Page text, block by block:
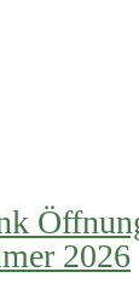
2026